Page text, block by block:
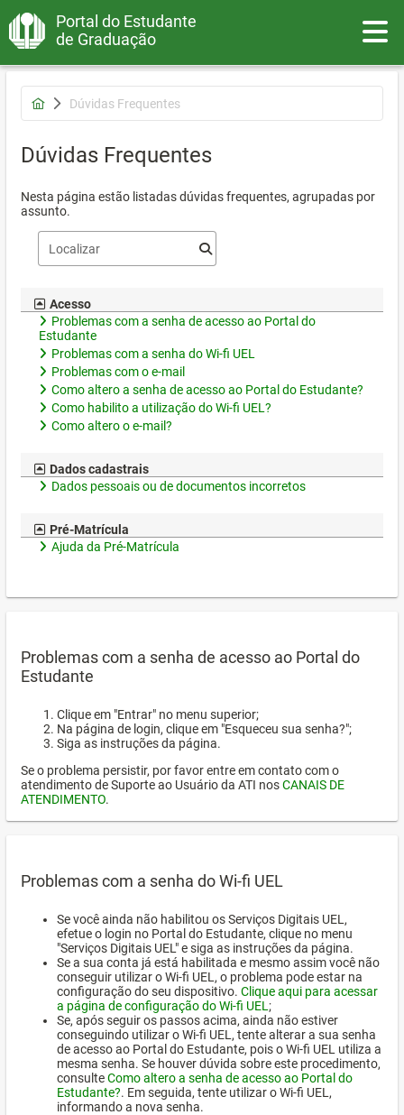
Portal do Estudante
de Graduação
Dúvidas Frequentes
Dúvidas Frequentes
Nesta página estão listadas dúvidas frequentes, agrupadas por
assunto.
Acesso
Problemas com a senha de acesso ao Portal do
Estudante
Problemas com a senha do Wi-fi UEL
Problemas com o e-mail
Como altero a senha de acesso ao Portal do Estudante?
Como habilito a utilização do Wi-fi UEL?
Como altero o e-mail?
Dados cadastrais
Dados pessoais ou de documentos incorretos
Pré-Matrícula
Ajuda da Pré-Matrícula
Problemas com a senha de acesso ao Portal do
Estudante
Clique em "Entrar" no menu superior;
Na página de login, clique em "Esqueceu sua senha?";
Siga as instruções da página.
Se o problema persistir, por favor entre em contato com o
atendimento de Suporte ao Usuário da ATI nosCANAIS DE
ATENDIMENTO.
Problemas com a senha do Wi-fi UEL
Se você ainda não habilitou os Serviços Digitais UEL,
efetue o login no Portal do Estudante, clique no menu
"Serviços Digitais UEL" e siga as instruções da página.
Se a sua conta já está habilitada e mesmo assim você não
conseguir utilizar o Wi-fi UEL, o problema pode estar na
configuração do seu dispositivo. Clique aqui para acessar
a página de configuração do Wi-fi UEL ;
Se, após seguir os passos acima, ainda não estiver
conseguindo utilizar o Wi-fi UEL, tente alterar a sua senha
de acesso ao Portal do Estudante, pois o Wi-fi UEL utiliza a
mesma senha. Se houver dúvida sobre este procedimento,
consulteComo altero a senha de acesso ao Portal do
Estudante?. Em seguida, tente utilizar o Wi-fi UEL,
informando a nova senha.